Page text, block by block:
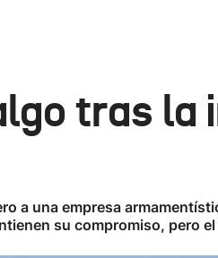
tras la
a una empresa
su compromiso, pero